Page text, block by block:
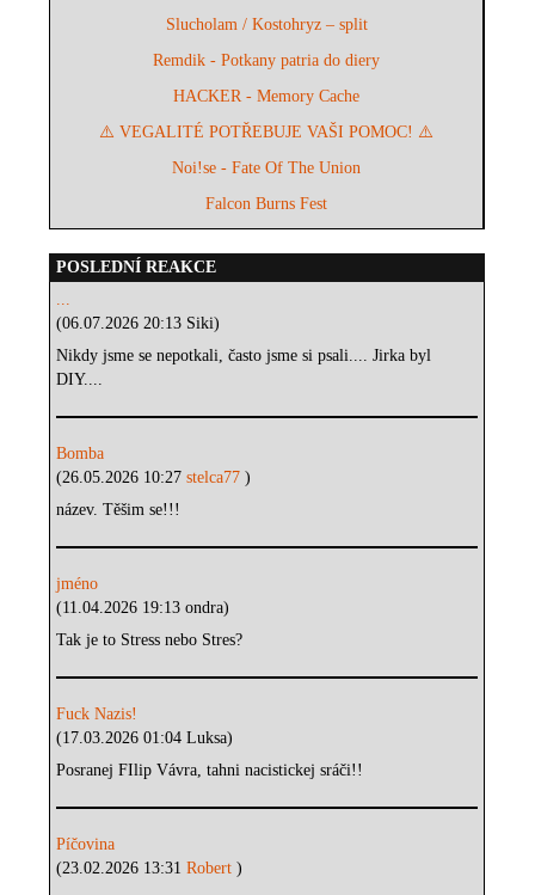
Slucholam / Kostohryz – split
Remdik - Potkany patria do diery
HACKER - Memory Cache
⚠️ VEGALITÉ POTŘEBUJE VAŠI POMOC! ⚠️
Noi!se - Fate Of The Union
Falcon Burns Fest
POSLEDNÍ REAKCE
...
(06.07.2026 20:13 Siki)
Nikdy jsme se nepotkali, často jsme si psali.... Jirka byl
DIY....
Bomba
(26.05.2026 10:27stelca77)
název. Těšim se!!!
jméno
(11.04.2026 19:13 ondra)
Tak je to Stress nebo Stres?
Fuck Nazis!
(17.03.2026 01:04 Luksa)
Posranej FIlip Vávra, tahni nacistickej sráči!!
Píčovina
(23.02.2026 13:31Robert)